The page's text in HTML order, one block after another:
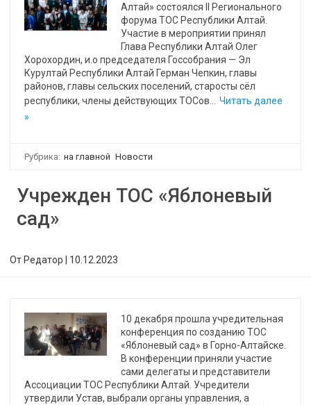
Алтай» состоялся II Регионального
форума ТОС Республики Алтай.
Участие в мероприятии принял
Глава Республики Алтай Олег
Хорохордин, и.о председателя Госсобрания — Эл
Курултай Республики Алтай Герман Чепкин, главы
районов, главы сельских поселений, старосты сёл
республики, члены действующих ТОСов…
Читать далее
»
Рубрика: на главной Новости
Учрежден ТОС «Яблоневый
сад»
От Редатор 10.12.2023
10 декабря прошла учредительная
конференция по созданию ТОС
«Яблоневый сад» в Горно-Алтайске.
В конференции приняли участие
сами делегаты и представители
Ассоциации ТОС Республики Алтай. Учредители
утвердили Устав, выбрали органы управления, а